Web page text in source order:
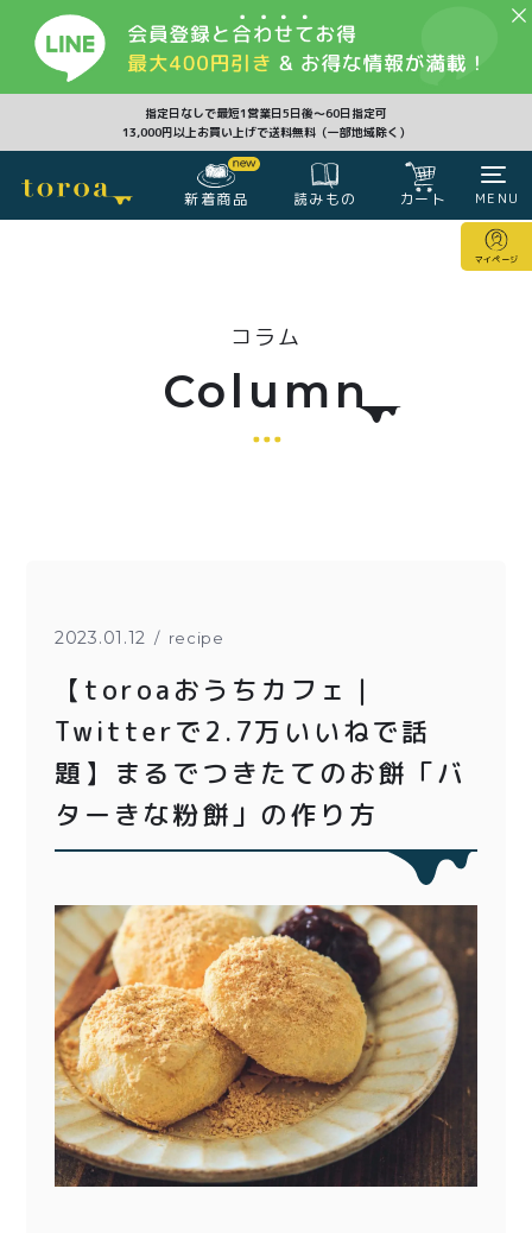
指定日なしで最短1営業日5日後〜60日指定可
13,000円以上お買い上げで送料無料（一部地域除く）
新着商品 読みもの カート
マイページ
MENU
CLOSE
紅茶toroaTea
メルマガ会員様限定
アウトレット商品
ョコラ
とろ生シュー
紅茶toroaTeaギフト
手さげ袋
季節限定
価格別
¥2,000〜¥3,999
¥6,000〜
〜¥1,999
¥4,000〜¥5,999
コラム
Column
2023.01.12 recipe
【toroaおうちカフェ｜
Twitterで2.7万いいねで話
題】まるでつきたてのお餅「バ
ターきな粉餅」の作り方